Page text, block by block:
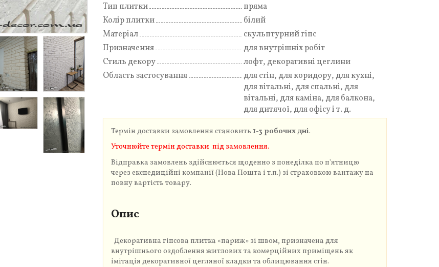
Тип плитки
пряма
Колір плитки
білий
Матеріал
скульптурний гіпс
Призначення
для внутрішніх робіт
Стиль декору
лофт, декоративні цеглини
Область застосування
для стін, для коридору, для кухні,
для вітальні, для спальні, для
вітальні, для каміна, для балкона,
для дитячої, для офісу і т. д.
Термін доставки замовлення становить 1-3 робочих дні.
Уточнюйте термін доставки під замовлення.
Відправка замовлень здійснюється щоденно з понеділка по п'ятницю
через експедиційні компанії (Нова Пошта і т.п.) зі страховкою вантажу на
повну вартість товару.
Опис
Декоративна гіпсова плитка «париж» зі швом, призначена для
внутрішнього оздоблення житлових та комерційних приміщень як
імітація декоративної цегляної кладки та облицювання стін.